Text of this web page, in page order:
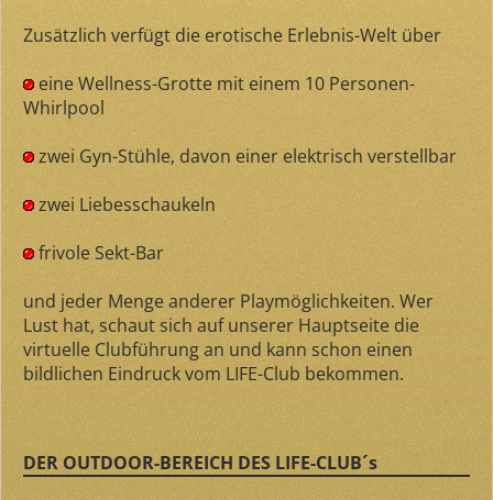
Zusätzlich verfügt die erotische Erlebnis-Welt über
eine Wellness-Grotte mit einem 10 Personen-
Whirlpool
zwei Gyn-Stühle, davon einer elektrisch verstellbar
zwei Liebesschaukeln
frivole Sekt-Bar
und jeder Menge anderer Playmöglichkeiten. Wer
Lust hat, schaut sich auf unserer Hauptseite die
virtuelle Clubführung an und kann schon einen
bildlichen Eindruck vom LIFE-Club bekommen.
DER OUTDOOR-BEREICH DES LIFE-CLUB´s